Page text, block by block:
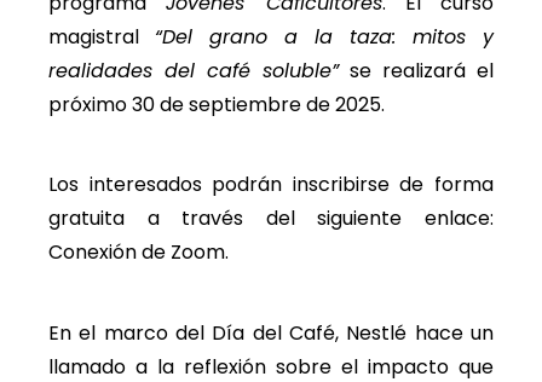
magistral “Del grano a la taza: mitos y
realidades del café soluble”se realizará el
próximo 30 de septiembre de 2025.
Los interesados podrán inscribirse de forma
gratuita a través del siguiente enlace:
Conexión de Zoom.
En el marco del Día del Café, Nestlé hace un
llamado a la reflexión sobre el impacto que